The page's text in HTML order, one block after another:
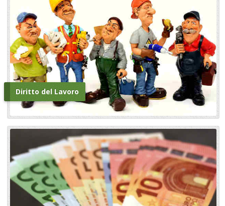
Diritto del Lavoro